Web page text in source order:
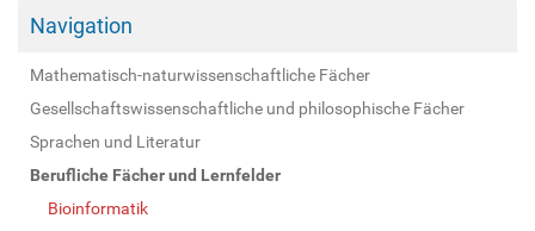
e
:
Navigation
Mathematisch-naturwissenschaftliche Fächer
Gesellschaftswissenschaftliche und philosophische Fächer
Sprachen und Literatur
Berufliche Fächer und Lernfelder
Bioinformatik